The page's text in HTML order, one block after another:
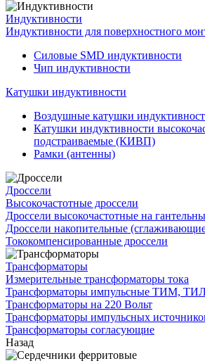
Индуктивности
Индуктивности для поверхностного
Силовые SMD индуктивности
Чип индуктивности
Катушки индуктивности
Воздушные катушки
Катушки индуктивности
подстраиваемые (КИВП)
Рамки (антенны)
Дроссели
Высокочастотные дроссели
Дроссели высокочастотные на
Дроссели накопительные
Тококомпенсированные дроссели
Трансформаторы
Измерительные трансформаторы тока
Трансформаторы импульсные ТИМ,
Трансформаторы на 220 Вольт
Трансформаторы импульсных
Трансформаторы согласующие
Назад